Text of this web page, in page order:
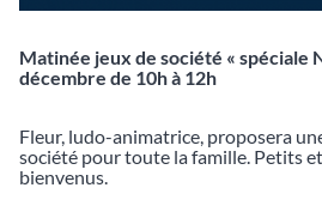
Matinée jeux de société « spéciale
décembre de 10h à 12h
Fleur, ludo-animatrice, proposera
société pour toute la famille. Petits
bienvenus.